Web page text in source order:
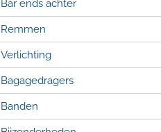
Bar ends achter
Remmen
Verlichting
Bagagedragers
Banden